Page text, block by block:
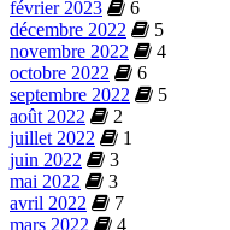
février 2023
6
décembre 2022
5
novembre 2022
4
octobre 2022
6
septembre 2022
5
août 2022
2
juillet 2022
1
juin 2022
3
mai 2022
3
avril 2022
7
mars 2022
4